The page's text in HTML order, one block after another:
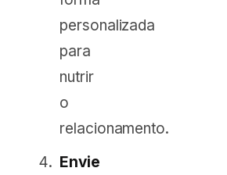
personalizada
para
nutrir
o
relacionamento.
Envie